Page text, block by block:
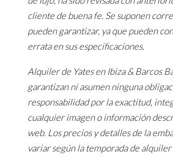
cliente de buena fe. Se suponen
pueden garantizar, ya que pueden
errata en sus especificaciones.
Alquiler de Yates en Ibiza & Barcos
garantizan ni asumen ninguna
responsabilidad por la exactitud,
cualquier imagen o información
web. Los precios y detalles de la
variar según la temporada de alquiler